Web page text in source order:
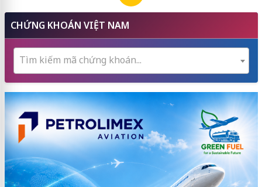
CHỨNG KHOÁN VIỆT NAM
Tìm kiếm mã chứng khoán...